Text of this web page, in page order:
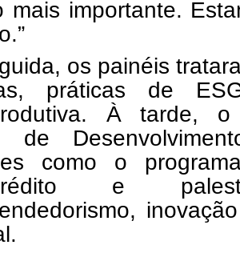
mais importante.
os painéis
práticas de
À tarde,
de
como o
e